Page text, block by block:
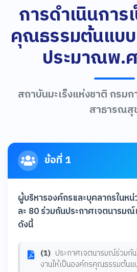
การดำเนินการ
คุณธรรมต้นแบบ
ประมาณพ.
สถาบันมะเร็งแห่งชาติ กรม
สาธารณสุ
ข้อที่ 1
ผู้บริหารองค์กรและบุคลากรในห
ละ 80 ร่วมกันประกาศเจตนารม
ดังนี้
(1) ประกาศเจตนารมณ์ร่วมกั
งานให้เป็นองค์กรคุณธรรมต้นแ